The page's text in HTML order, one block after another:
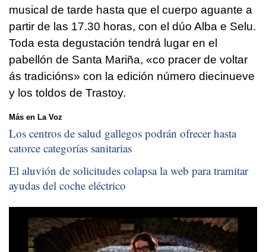
musical de tarde hasta que el cuerpo aguante a
partir de las 17.30 horas, con el dúo Alba e Selu.
Toda esta degustación tendrá lugar en el
pabellón de Santa Mariña, «co pracer de voltar
ás tradicións» con la edición número diecinueve
y los toldos de Trastoy.
Más en La Voz
Los centros de salud gallegos podrán ofrecer hasta
catorce categorías sanitarias
El aluvión de solicitudes colapsa la web para tramitar
ayudas del coche eléctrico